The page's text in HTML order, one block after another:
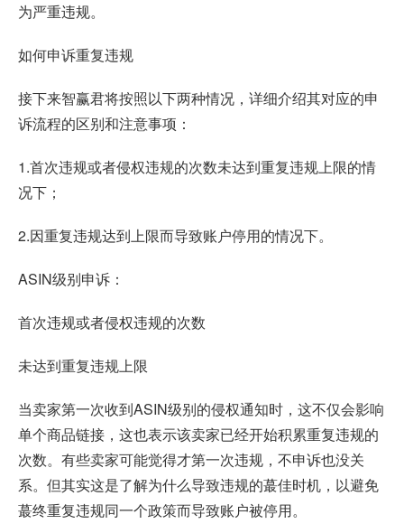
为严重违规。
如何申诉重复违规
接下来智赢君将按照以下两种情况，详细介绍其对应的申
诉流程的区别和注意事项：
1.首次违规或者侵权违规的次数未达到重复违规上限的情
况下；
2.因重复违规达到上限而导致账户停用的情况下。
ASIN级别申诉：
首次违规或者侵权违规的次数
未达到重复违规上限
当卖家第一次收到ASIN级别的侵权通知时，这不仅会影响
单个商品链接，这也表示该卖家已经开始积累重复违规的
次数。有些卖家可能觉得才第一次违规，不申诉也没关
系。但其实这是了解为什么导致违规的蕞佳时机，以避免
蕞终重复违规同一个政策而导致账户被停用。